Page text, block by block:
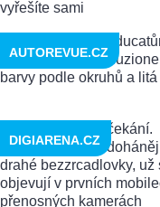
AUTOREVUE.CZ
DIGIARENA.CZ